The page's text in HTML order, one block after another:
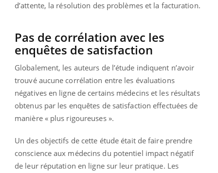
d’attente, la résolution des problèmes et la facturation.
Pas de corrélation avec les
enquêtes de satisfaction
Globalement, les auteurs de l’étude indiquent n’avoir
trouvé aucune corrélation entre les évaluations
négatives en ligne de certains médecins et les résultats
obtenus par les enquêtes de satisfaction effectuées de
manière « plus rigoureuses ».
Un des objectifs de cette étude était de faire prendre
conscience aux médecins du potentiel impact négatif
de leur réputation en ligne sur leur pratique. Les